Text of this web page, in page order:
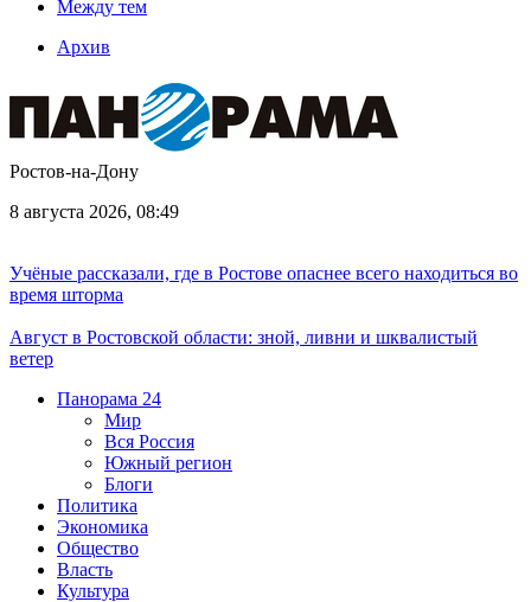
Между тем
Архив
Ростов-на-Дону
8 августа 2026, 08:49
Учёные рассказали, где в Ростове опаснее всего находиться во
время шторма
Август в Ростовской области: зной, ливни и шквалистый
ветер
Панорама 24
Мир
Вся Россия
Южный регион
Блоги
Политика
Экономика
Общество
Власть
Культура